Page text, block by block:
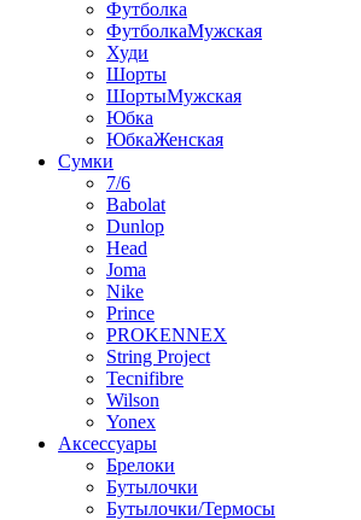
Футболка
ФутболкаМужская
Худи
Шорты
ШортыМужская
Юбка
ЮбкаЖенская
Сумки
7/6
Babolat
Dunlop
Head
Joma
Nike
Prince
PROKENNEX
String Project
Tecnifibre
Wilson
Yonex
Аксессуары
Брелоки
Бутылочки
Бутылочки/Термосы